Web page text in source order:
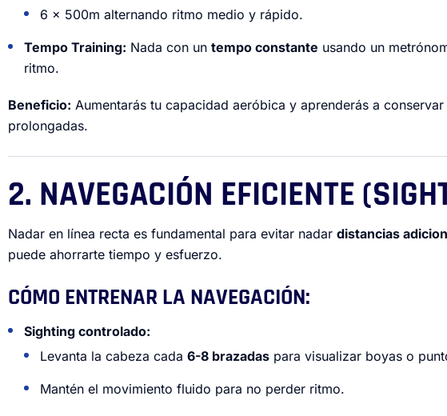
6 x 500m alternando ritmo medio y rápido.
Tempo Training: Nada con un tempo constante usando un
ritmo.
Beneficio: Aumentarás tu capacidad aeróbica y aprenderás a
prolongadas.
2. NAVEGACIÓN EFICIENTE
Nadar en línea recta es fundamental para evitar nadar distancias
puede ahorrarte tiempo y esfuerzo.
CÓMO ENTRENAR LA NAVEGACIÓN:
Sighting controlado:
Levanta la cabeza cada 6-8 brazadas para visualizar boyas o
Mantén el movimiento fluido para no perder ritmo.